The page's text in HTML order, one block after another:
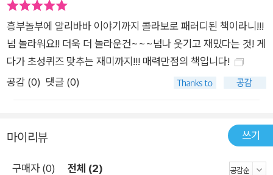
흥부놀부에 알리바바 이야기까지 콜라보로 패러디된 책이라니!!!
넘 놀라워요!! 더욱 더 놀라운건~~~넘나 웃기고 재밌다는 것! 게
다가 초성퀴즈 맞추는 재미까지!!! 매력만점의 책입니다!
공감 (0) 댓글 (0)
마이리뷰 쓰기
구매자 (0) 전체 (2)